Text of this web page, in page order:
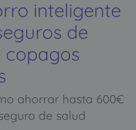
inteligente
de
copagos
ahorrar hasta 600€
de salud